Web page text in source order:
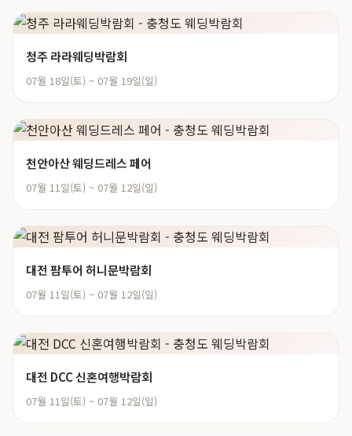
청주 라라웨딩박람회
07월 18일(토) ~ 07월 19일(일)
천안아산 웨딩드레스 페어
07월 11일(토) ~ 07월 12일(일)
대전 팜투어 허니문박람회
07월 11일(토) ~ 07월 12일(일)
대전 DCC 신혼여행박람회
07월 11일(토) ~ 07월 12일(일)